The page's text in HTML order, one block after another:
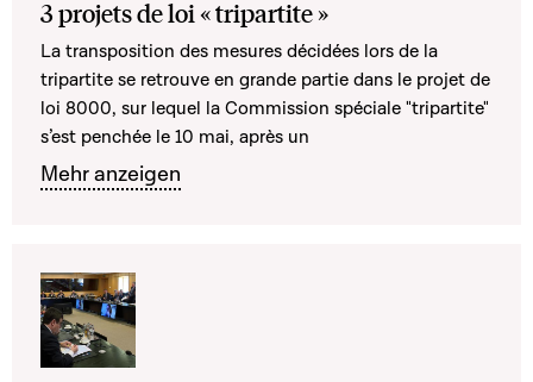
3 projets de loi « tripartite »
La transposition des mesures décidées lors de la
tripartite se retrouve en grande partie dans le projet de
loi 8000, sur lequel la Commission spéciale "tripartite"
s’est penchée le 10 mai, après un
Mehr anzeigen